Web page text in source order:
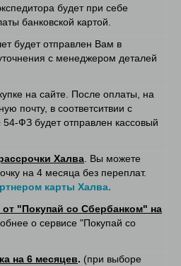
будет при себе
банковской картой.
будет отправлен Вам в
с менеджером деталей
на сайте. После оплаты, на
почту, в соответситвии с
ФЗ будет отправлен кассовый
Халва . Вы можете
на 4 месяца без переплат.
карты Халва.
от "Покупай со Сбербанком" на
о сервисе "Покупай со
на 6 месяцев. (при выборе